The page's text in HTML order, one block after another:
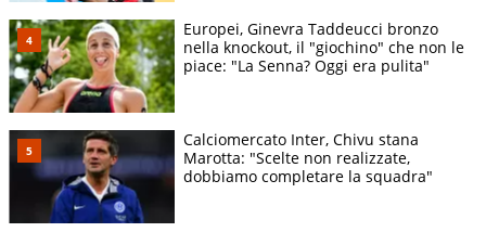
Europei, Ginevra Taddeucci bronzo
nella knockout, il "giochino" che non le
piace: "La Senna? Oggi era pulita"
Calciomercato Inter, Chivu stana
Marotta: "Scelte non realizzate,
dobbiamo completare la squadra"